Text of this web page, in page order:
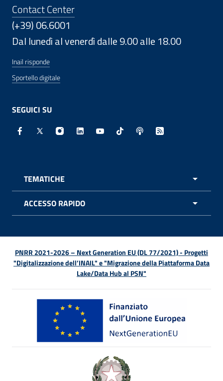
Contact Center
(+39) 06.6001
Dal lunedì al venerdì dalle 9.00 alle 18.00
Inail risponde
Sportello digitale
SEGUICI SU
Facebook - Sito esterno - Apertura in nuova finestra
X - Sito esterno - Apertura in nuova finestra
Instagram - Sito esterno - Apertura in
Linkedin - Sito esterno - Apertura in
Youtube - Sito esterno -
TikTok - Sito esterno -
Spreaker - Sito
Feed RSS -
TEMATICHE
ACCESSO RAPIDO
PNRR 2021-2026 – Next Generation EU (DL 77/2021) - Progetti
"Digitalizzazione dell’INAIL" e "Migrazione della Piattaforma Data
Lake/Data Hub al PSN"